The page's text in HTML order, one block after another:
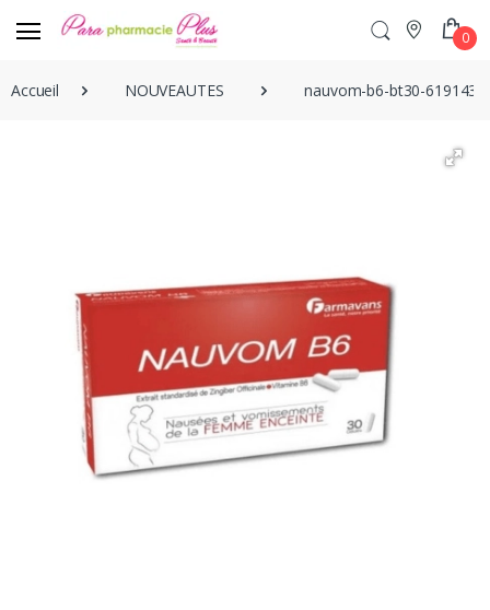
0
Accueil NOUVEAUTES nauvom-b6-bt30-